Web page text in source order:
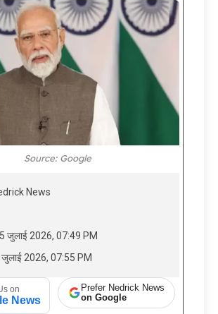
Source: Google
News
जुलाई 2026, 07:49 PM
2026, 07:55 PM
on
News
Prefer Nedrick News
on Google